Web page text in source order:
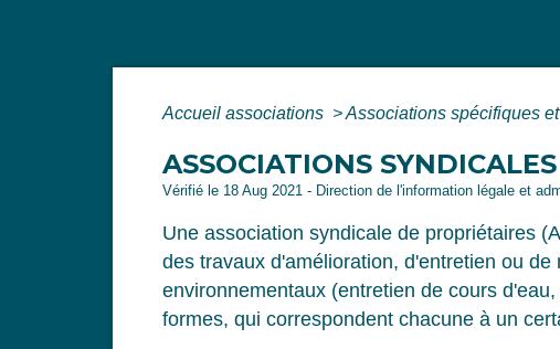
Accueil associations >Associations spécifiques
ASSOCIATIONS
Vérifié le 18 Aug 2021 - Direction de l'information légale et
Une association syndicale de propriétaires
des travaux d'amélioration, d'entretien ou
environnementaux (entretien de cours
formes, qui correspondent chacune à un